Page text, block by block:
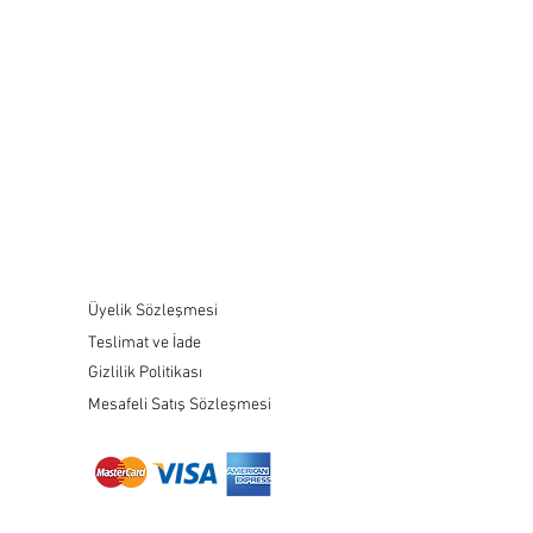
Üyelik Sözleşmesi
Teslimat ve İade
Gizlilik Politikası
Mesafeli Satış Sözleşmesi